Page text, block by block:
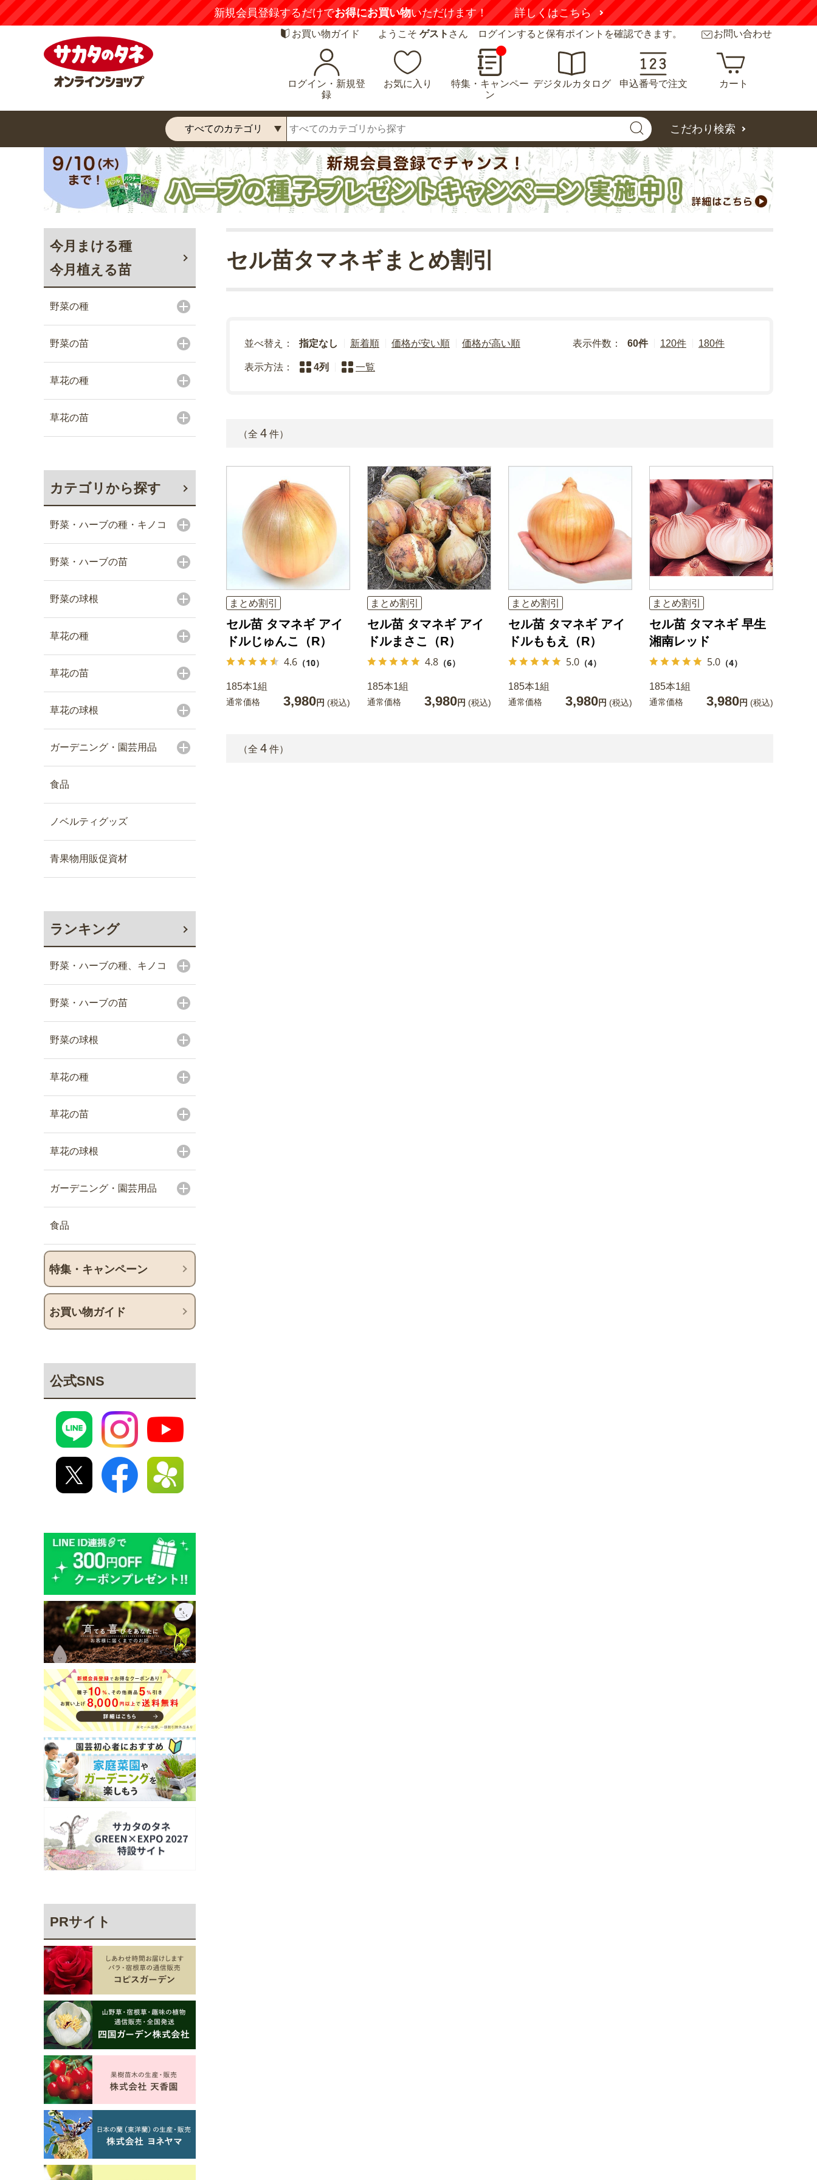
新規会員登録するだけでお得にお買い物いただけます！ 詳しくはこちら
お買い物ガイド ようこそ ゲスト さん ログインすると保有ポイントを確認できます。 お問い合わせ
ログイン・新規登
録
お気に入り
特集・キャンペー
ン
デジタルカタログ 申込番号で注文 カート
こだわり検索
今月まける種
今月植える苗
野菜の種
野菜の苗
草花の種
草花の苗
カテゴリから探す
野菜・ハーブの種・キノコ
野菜・ハーブの苗
野菜の球根
草花の種
草花の苗
草花の球根
ガーデニング・園芸用品
食品
ノベルティグッズ
青果物用販促資材
ランキング
野菜・ハーブの種、キノコ
野菜・ハーブの苗
野菜の球根
草花の種
草花の苗
草花の球根
ガーデニング・園芸用品
食品
特集・キャンペーン
お買い物ガイド
公式SNS
PRサイト
セル苗タマネギまとめ割引
並べ替え： 指定なし 新着順 価格が安い順 価格が高い順 表示件数： 60件 120件 180件
表示方法： 4列 一覧
（全 4 件）
まとめ割引
セル苗 タマネギ アイ
ドルじゅんこ（R）
4.6 （10）
185本1組
通常価格 3,980円 (税込)
まとめ割引
セル苗 タマネギ アイ
ドルまさこ（R）
4.8 （6）
185本1組
通常価格 3,980円 (税込)
まとめ割引
セル苗 タマネギ アイ
ドルももえ（R）
5.0 （4）
185本1組
通常価格 3,980円 (税込)
まとめ割引
セル苗 タマネギ 早生
湘南レッド
5.0 （4）
185本1組
通常価格 3,980円 (税込)
（全 4 件）